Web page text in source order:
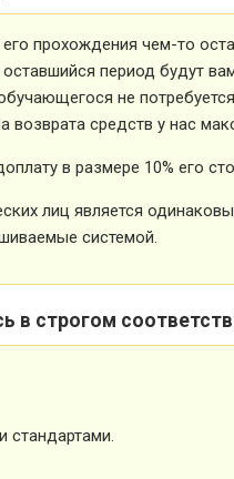
прохождения чем-то
период будут
не
возврата средств у нас
в размере 10% его
лиц является
системой.
в строгом
стандартами.